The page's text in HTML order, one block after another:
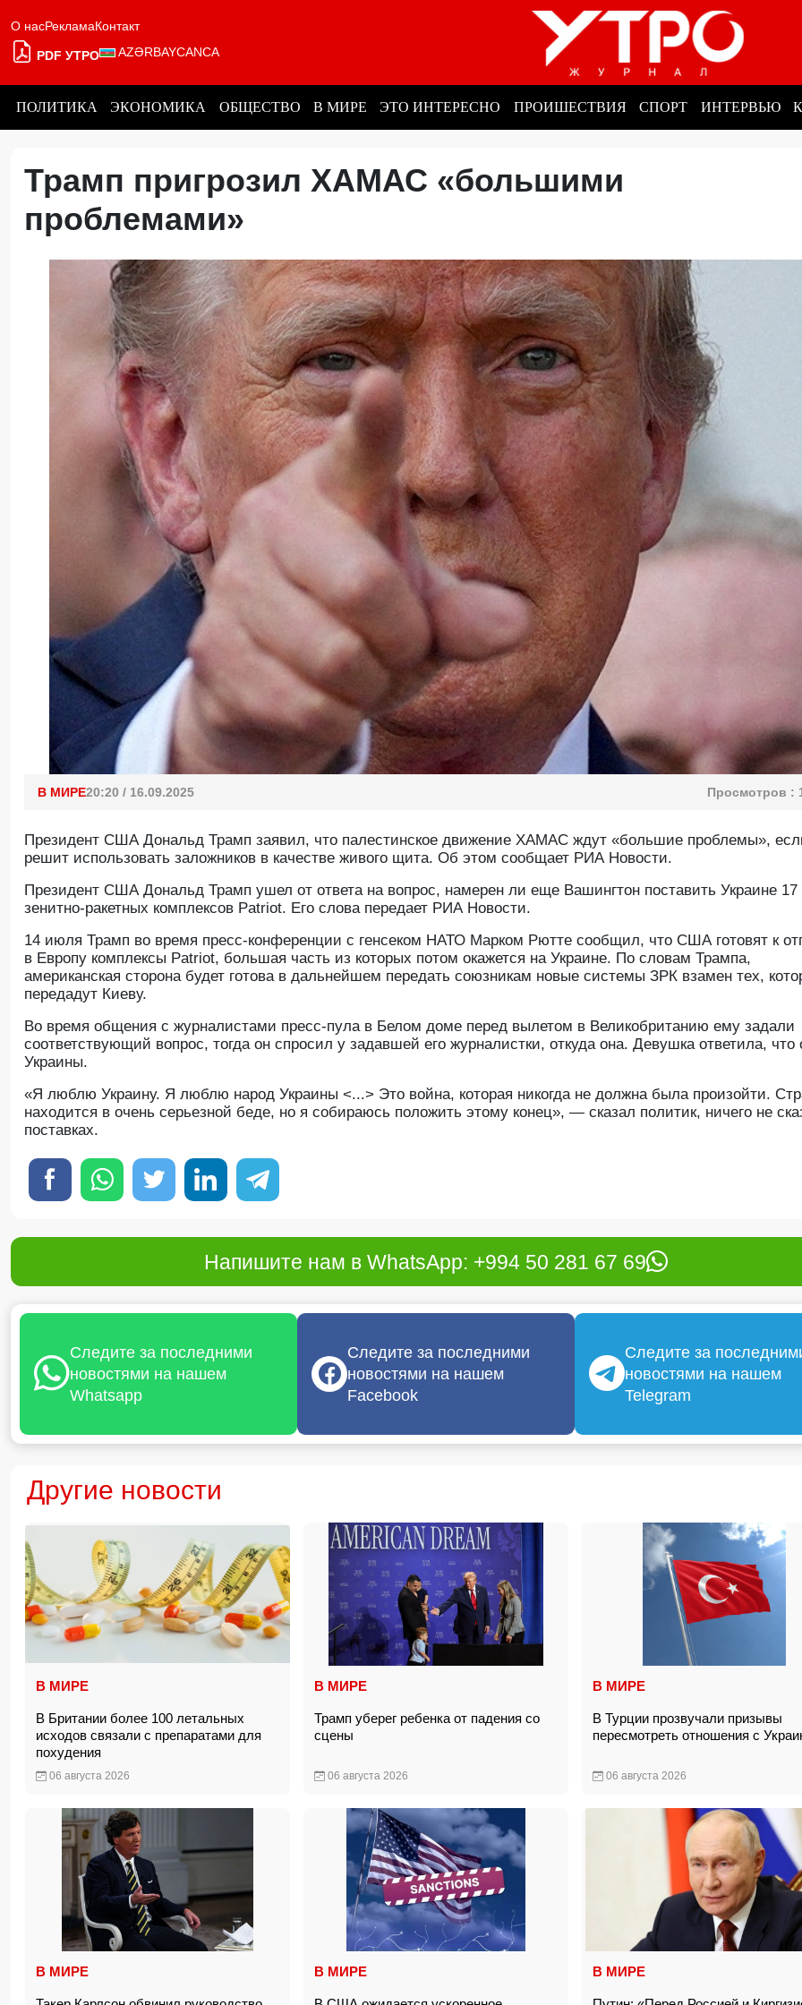
О насРекламаКонтакт
PDF УТРО AZƏRBAYCANCA
ПОЛИТИКА ЭКОНОМИКА ОБЩЕСТВО В МИРЕ ЭТО ИНТЕРЕСНО ПРОИШЕСТВИЯ СПОРТ ИНТЕРВЬЮ
Трамп пригрозил ХАМАС «большими
проблемами»
В МИРЕ20:20 / 16.09.2025 Просмотров :
Президент США Дональд Трамп заявил, что палестинское движение ХАМАС ждут «большие проблемы»,
решит использовать заложников в качестве живого щита. Об этом сообщает РИА Новости.
Президент США Дональд Трамп ушел от ответа на вопрос, намерен ли еще Вашингтон поставить Украине 17
зенитно-ракетных комплексов Patriot. Его слова передает РИА Новости.
14 июля Трамп во время пресс-конференции с генсеком НАТО Марком Рютте сообщил, что США готовят к
в Европу комплексы Patriot, большая часть из которых потом окажется на Украине. По словам Трампа,
американская сторона будет готова в дальнейшем передать союзникам новые системы ЗРК взамен тех,
передадут Киеву.
Во время общения с журналистами пресс-пула в Белом доме перед вылетом в Великобританию ему задали
соответствующий вопрос, тогда он спросил у задавшей его журналистки, откуда она. Девушка ответила, что
Украины.
«Я люблю Украину. Я люблю народ Украины <...> Это война, которая никогда не должна была произойти.
находится в очень серьезной беде, но я собираюсь положить этому конец», — сказал политик, ничего не
поставках.
Напишите нам в WhatsApp: +994 50 281 67 69
Следите за последними
новостями на нашем
Whatsapp
Следите за последними
новостями на нашем
Facebook
Следите за
новостями на нашем
Telegram
Другие новости
В МИРЕ
В Британии более 100 летальных
исходов связали с препаратами для
похудения
06 августа 2026
В МИРЕ
Трамп уберег ребенка от падения со
сцены
06 августа 2026
В МИРЕ
В Турции прозвучали призывы
пересмотреть отношения с
06 августа 2026
В МИРЕ В МИРЕ В МИРЕ